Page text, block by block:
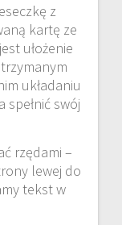
z
kartę ze
ułożenie
układaniu
spełnić swój
rzędami –
lewej do
tekst w